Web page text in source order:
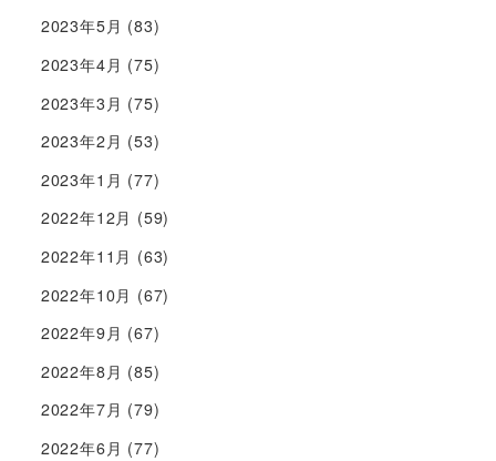
2023年5月 (83)
2023年4月 (75)
2023年3月 (75)
2023年2月 (53)
2023年1月 (77)
2022年12月 (59)
2022年11月 (63)
2022年10月 (67)
2022年9月 (67)
2022年8月 (85)
2022年7月 (79)
2022年6月 (77)